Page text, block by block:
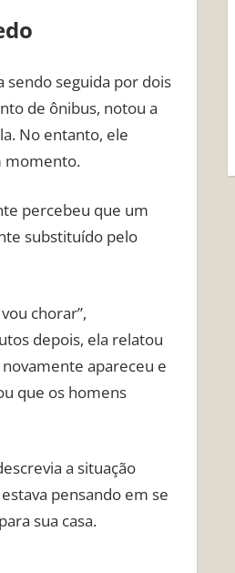
sendo seguida por dois
de ônibus, notou a
No entanto, ele
momento.
percebeu que um
substituído pelo
chorar”,
depois, ela relatou
apareceu e
que os homens
a situação
pensando em se
sua casa.